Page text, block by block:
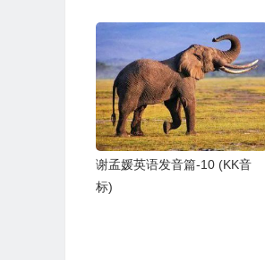
谢孟媛英语发音篇-10 (KK音
标)